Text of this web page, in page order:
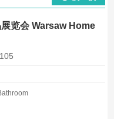
览会 Warsaw Home